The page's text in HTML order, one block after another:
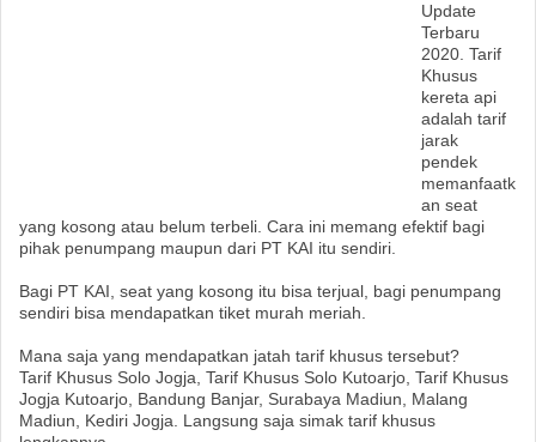
Update
Terbaru
2020. Tarif
Khusus
kereta api
adalah tarif
jarak
pendek
memanfaatk
an seat
yang kosong atau belum terbeli. Cara ini memang efektif bagi
pihak penumpang maupun dari PT KAI itu sendiri.
Bagi PT KAI, seat yang kosong itu bisa terjual, bagi penumpang
sendiri bisa mendapatkan tiket murah meriah.
Mana saja yang mendapatkan jatah tarif khusus tersebut?
Tarif Khusus Solo Jogja, Tarif Khusus Solo Kutoarjo, Tarif Khusus
Jogja Kutoarjo, Bandung Banjar, Surabaya Madiun, Malang
Madiun, Kediri Jogja. Langsung saja simak tarif khusus